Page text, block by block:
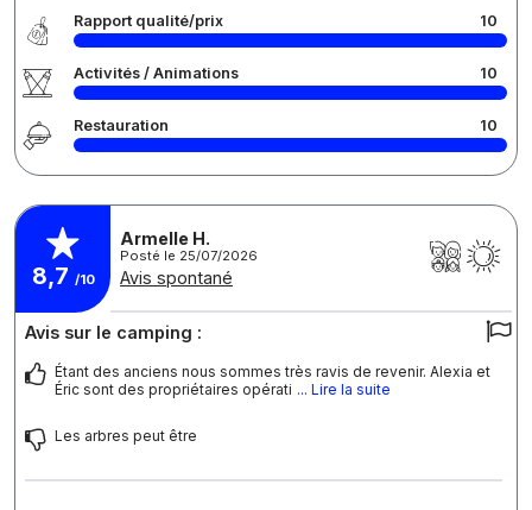
Rapport qualité/prix 10
Activités / Animations 10
Restauration 10
8,7 /10
Armelle H.
Posté le 25/07/2026
Avis spontané
Avis sur le camping :
Étant des anciens nous sommes très ravis de revenir. Alexia et
Éric sont des propriétaires opérati ... Lire la suite
Les arbres peut être